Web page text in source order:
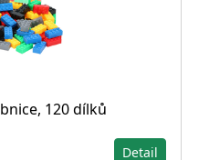
120 dílků
Detail